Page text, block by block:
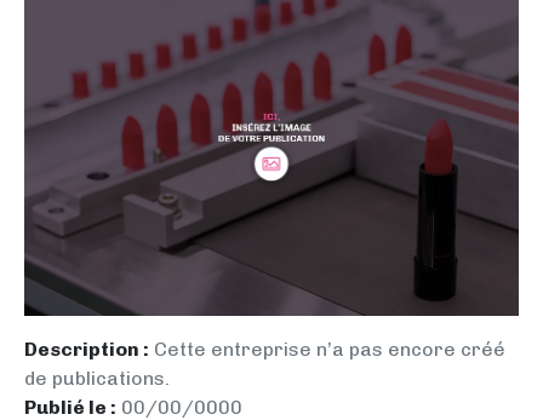
Description : Cette entreprise n’a pas encore créé
de publications.
Publié le : 00/00/0000